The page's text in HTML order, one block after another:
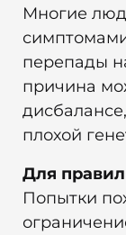
Многие
перепады
причина
плохой
Для
Попытки